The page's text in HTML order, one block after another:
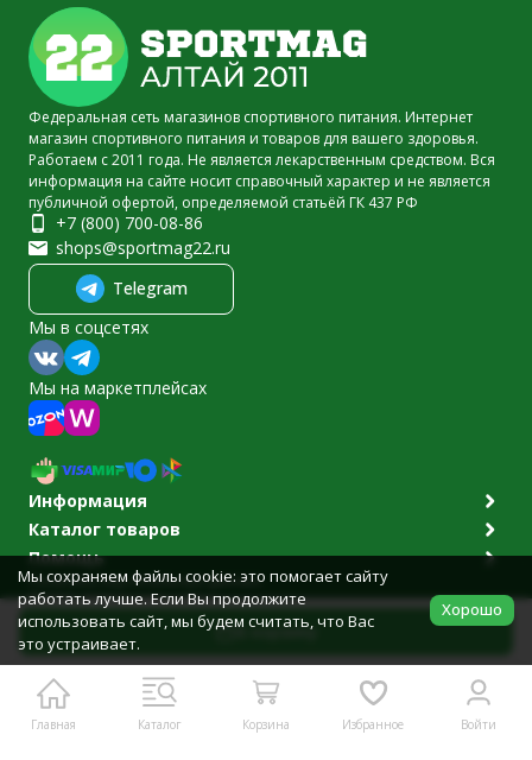
В корзину
Главная Каталог Корзина Избранное Войти
Федеральная сеть магазинов спортивного питания. Интернет
магазин спортивного питания и товаров для вашего здоровья.
Работаем с 2011 года. Не является лекарственным средством. Вся
информация на сайте носит справочный характер и не является
публичной офертой, определяемой статьёй ГК 437 РФ
+7 (800) 700-08-86
shops@sportmag22.ru
Telegram
Мы в соцсетях
Мы на маркетплейсах
Информация
Каталог товаров
Помощь
Политика персональных данных
© 2011-2026 Sportmag22.ru
Разработано вbodysite.ru
Мы сохраняем файлы cookie: это помогает сайту
работать лучше. Если Вы продолжите
использовать сайт, мы будем считать, что Вас
это устраивает.
Хорошо